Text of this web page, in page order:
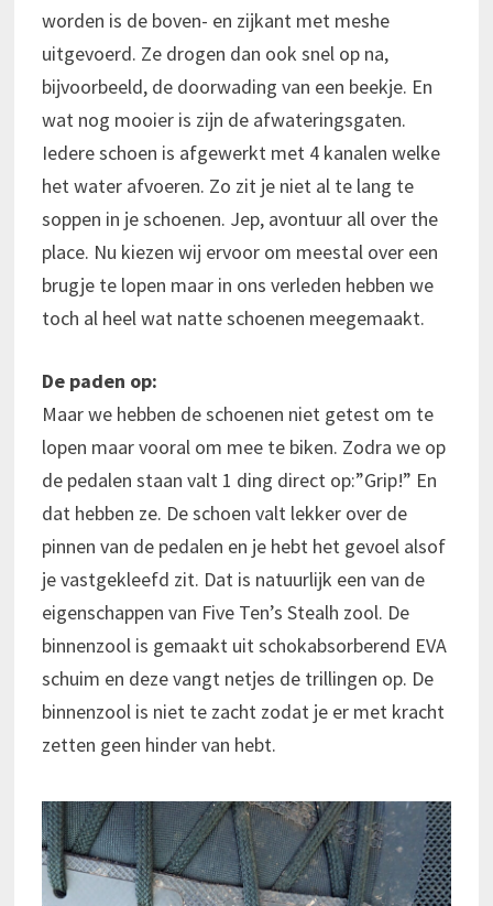
worden is de boven- en zijkant met meshe
uitgevoerd. Ze drogen dan ook snel op na,
bijvoorbeeld, de doorwading van een beekje. En
wat nog mooier is zijn de afwateringsgaten.
Iedere schoen is afgewerkt met 4 kanalen welke
het water afvoeren. Zo zit je niet al te lang te
soppen in je schoenen. Jep, avontuur all over the
place. Nu kiezen wij ervoor om meestal over een
brugje te lopen maar in ons verleden hebben we
toch al heel wat natte schoenen meegemaakt.
De paden op:
Maar we hebben de schoenen niet getest om te
lopen maar vooral om mee te biken. Zodra we op
de pedalen staan valt 1 ding direct op:”Grip!” En
dat hebben ze. De schoen valt lekker over de
pinnen van de pedalen en je hebt het gevoel alsof
je vastgekleefd zit. Dat is natuurlijk een van de
eigenschappen van Five Ten’s Stealh zool. De
binnenzool is gemaakt uit schokabsorberend EVA
schuim en deze vangt netjes de trillingen op. De
binnenzool is niet te zacht zodat je er met kracht
zetten geen hinder van hebt.